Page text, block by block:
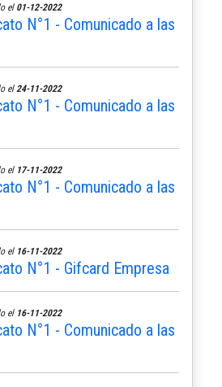
el 01-12-2022
N°1 - Comunicado a las
el 24-11-2022
N°1 - Comunicado a las
el 17-11-2022
N°1 - Comunicado a las
el 16-11-2022
N°1 - Gifcard Empresa
el 16-11-2022
N°1 - Comunicado a las